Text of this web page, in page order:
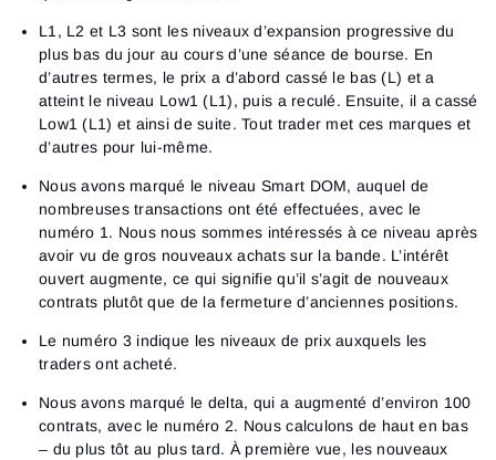
L1, L2 et L3 sont les niveaux d’expansion progressive du
plus bas du jour au cours d’une séance de bourse. En
d’autres termes, le prix a d’abord cassé le bas (L) et a
atteint le niveau Low1 (L1), puis a reculé. Ensuite, il a cassé
Low1 (L1) et ainsi de suite. Tout trader met ces marques et
d’autres pour lui-même.
Nous avons marqué le niveau Smart DOM, auquel de
nombreuses transactions ont été effectuées, avec le
numéro 1. Nous nous sommes intéressés à ce niveau après
avoir vu de gros nouveaux achats sur la bande. L’intérêt
ouvert augmente, ce qui signifie qu’il s’agit de nouveaux
contrats plutôt que de la fermeture d’anciennes positions.
Le numéro 3 indique les niveaux de prix auxquels les
traders ont acheté.
Nous avons marqué le delta, qui a augmenté d’environ 100
contrats, avec le numéro 2. Nous calculons de haut en bas
– du plus tôt au plus tard. À première vue, les nouveaux